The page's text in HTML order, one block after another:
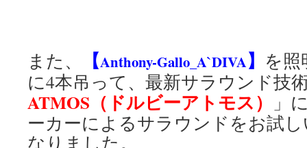
また、 【Anthony-Gallo_A`DIVA】 を
に4本吊って、最新サラウンド技
ATMOS（ドルビーアトモス）
」
ーカーによるサラウンドをお試
なりました。